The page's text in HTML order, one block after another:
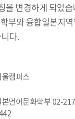
을 변경하게 되었
부와 융합일본지
다.
울캠퍼스
본언어문화학부 02-